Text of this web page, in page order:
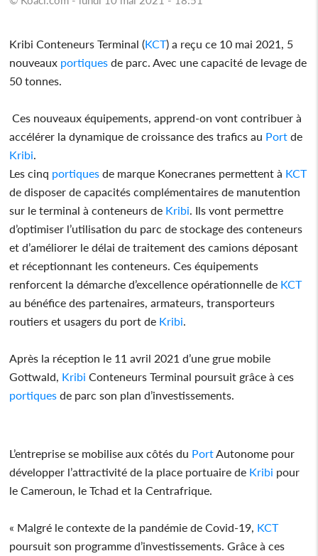
Kribi Conteneurs Terminal (KCT) a reçu ce 10 mai 2021, 5
nouveaux portiques de parc. Avec une capacité de levage de
50 tonnes.
Ces nouveaux équipements, apprend-on vont contribuer à
accélérer la dynamique de croissance des trafics au Port de
Kribi
Les cinq portiques de marque Konecranes permettent à KCT
de disposer de capacités complémentaires de manutention
sur le terminal à conteneurs de Kribi . Ils vont permettre
d’optimiser l’utilisation du parc de stockage des conteneurs
et d’améliorer le délai de traitement des camions déposant
et réceptionnant les conteneurs. Ces équipements
renforcent la démarche d’excellence opérationnelle de KCT
au bénéfice des partenaires, armateurs, transporteurs
routiers et usagers du port de Kribi
Après la réception le 11 avril 2021 d’une grue mobile
Gottwald, Kribi Conteneurs Terminal poursuit grâce à ces
portiques de parc son plan d’investissements.
L’entreprise se mobilise aux côtés du Port Autonome pour
développer l’attractivité de la place portuaire de Kribi pour
le Cameroun, le Tchad et la Centrafrique.
« Malgré le contexte de la pandémie de Covid-19, KCT
poursuit son programme d’investissements. Grâce à ces